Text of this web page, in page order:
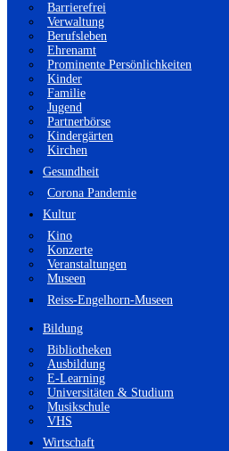
Barrierefrei
Verwaltung
Berufsleben
Ehrenamt
Prominente Persönlichkeiten
Kinder
Familie
Jugend
Partnerbörse
Kindergärten
Kirchen
Gesundheit
Corona Pandemie
Kultur
Kino
Konzerte
Veranstaltungen
Museen
Reiss-Engelhorn-Museen
Bildung
Bibliotheken
Ausbildung
E-Learning
Universitäten & Studium
Musikschule
VHS
Wirtschaft